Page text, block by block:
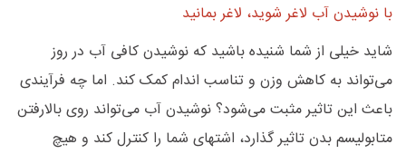
با نوشیدن آب لاغر شوید، لاغر بمانید
شاید خیلی از شما شنیده باشید که نوشیدن کافی آب در روز
می‌تواند به کاهش وزن و تناسب اندام کمک کند. اما چه فرآیندی
باعث این تاثیر مثبت می‌شود؟ نوشیدن آب می‌تواند روی بالارفتن
متابولیسم بدن تاثیر گذارد، اشتهای شما را کنترل کند و هیچ